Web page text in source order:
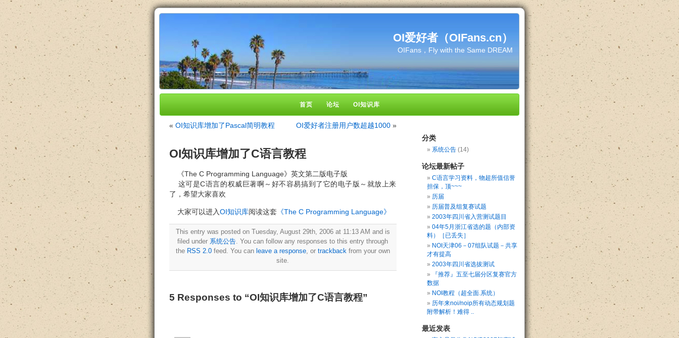
OI爱好者（OIFans.cn）
OIFans，Fly with the Same DREAM
首页 论坛 OI知识库
« OI知识库增加了Pascal简明教程 OI爱好者注册用户数超越1000»
OI知识库增加了C语言教程
《The C Programming Language》英文第二版电子版
这可是C语言的权威巨著啊～好不容易搞到了它的电子版～就放上来
了，希望大家喜欢
大家可以进入OI知识库阅读这套 《The C Programming Language》
This entry was posted on Tuesday, August 29th, 2006 at 11:13 AM and is
filed under 系统公告. You can follow any responses to this entry through
the RSS 2.0feed. You can leave a response, or trackbackfrom your own
site.
5 Responses to “OI知识库增加了C语言教程”
分类
系统公告(14)
论坛最新帖子
C语言学习资料，物超所值信誉
担保，顶~~~
历届
历届普及组复赛试题
2003年四川省入营测试题目
04年5月浙江省选的题（内部资
料）［已丢失］
NOI天津06－07组队试题－共享
才有提高
2003年四川省选拔测试
『推荐』五至七届分区复赛官方
数据
NOI教程（超全面.系统）
历年来noi/noip所有动态规划题
附带解析！难得 ..
最近发表